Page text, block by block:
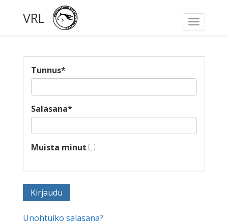
Toggle
VRL
Tunnus*
Salasana*
Muista minut
Unohtuiko salasana?